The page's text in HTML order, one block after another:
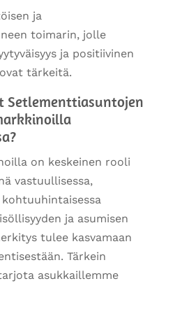
ja
toimarin, jolle
ja positiivinen
tärkeitä.
Setlementtiasuntojen
on keskeinen rooli
vastuullisessa,
ja asumisen
tulee kasvamaan
Tärkein
asukkaillemme